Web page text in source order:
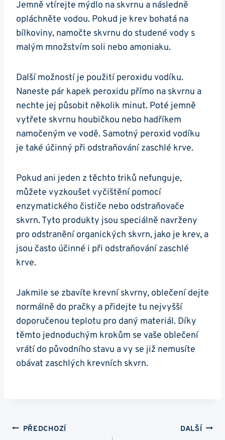
Jemně vtírejte mýdlo na skvrnu a následně
opláchněte vodou. Pokud je krev bohatá na
bílkoviny, namočte skvrnu do studené vody s
malým množstvím soli nebo amoniaku.
Další možností je použití peroxidu vodíku.
Naneste pár kapek peroxidu přímo na skvrnu a
nechte jej působit několik minut. Poté jemně
vytřete skvrnu houbičkou nebo hadříkem
namočeným ve vodě. Samotný peroxid vodíku
je také účinný při odstraňování zaschlé krve.
Pokud ani jeden z těchto triků nefunguje,
můžete vyzkoušet vyčištění pomocí
enzymatického čističe nebo odstraňovače
skvrn. Tyto produkty jsou speciálně navrženy
pro odstranění organických skvrn, jako je krev, a
jsou často účinné i při odstraňování zaschlé
krve.
Jakmile se zbavíte krevní skvrny, oblečení dejte
normálně do pračky a přidejte tu nejvyšší
doporučenou teplotu pro daný materiál. Díky
těmto jednoduchým krokům se vaše oblečení
vrátí do původního stavu a vy se již nemusíte
obávat zaschlých krevních skvrn.
Navigace
PŘEDCHOZÍ DALŠÍ